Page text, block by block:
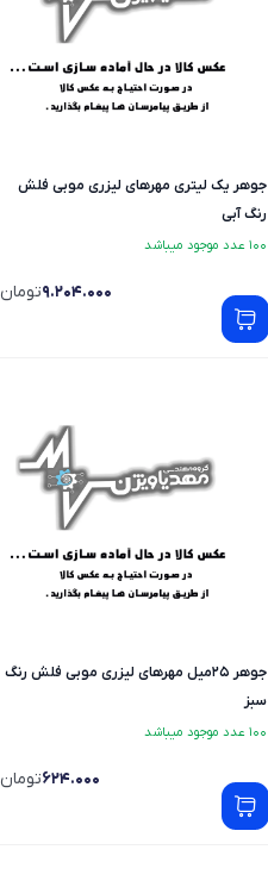
جوهر یک لیتری مهرهای لیزری موبی فلش
رنگ آبی
100 عدد موجود میباشد
9.204.000تومان
جوهر 25میل مهرهای لیزری موبی فلش رنگ
سبز
100 عدد موجود میباشد
624.000تومان